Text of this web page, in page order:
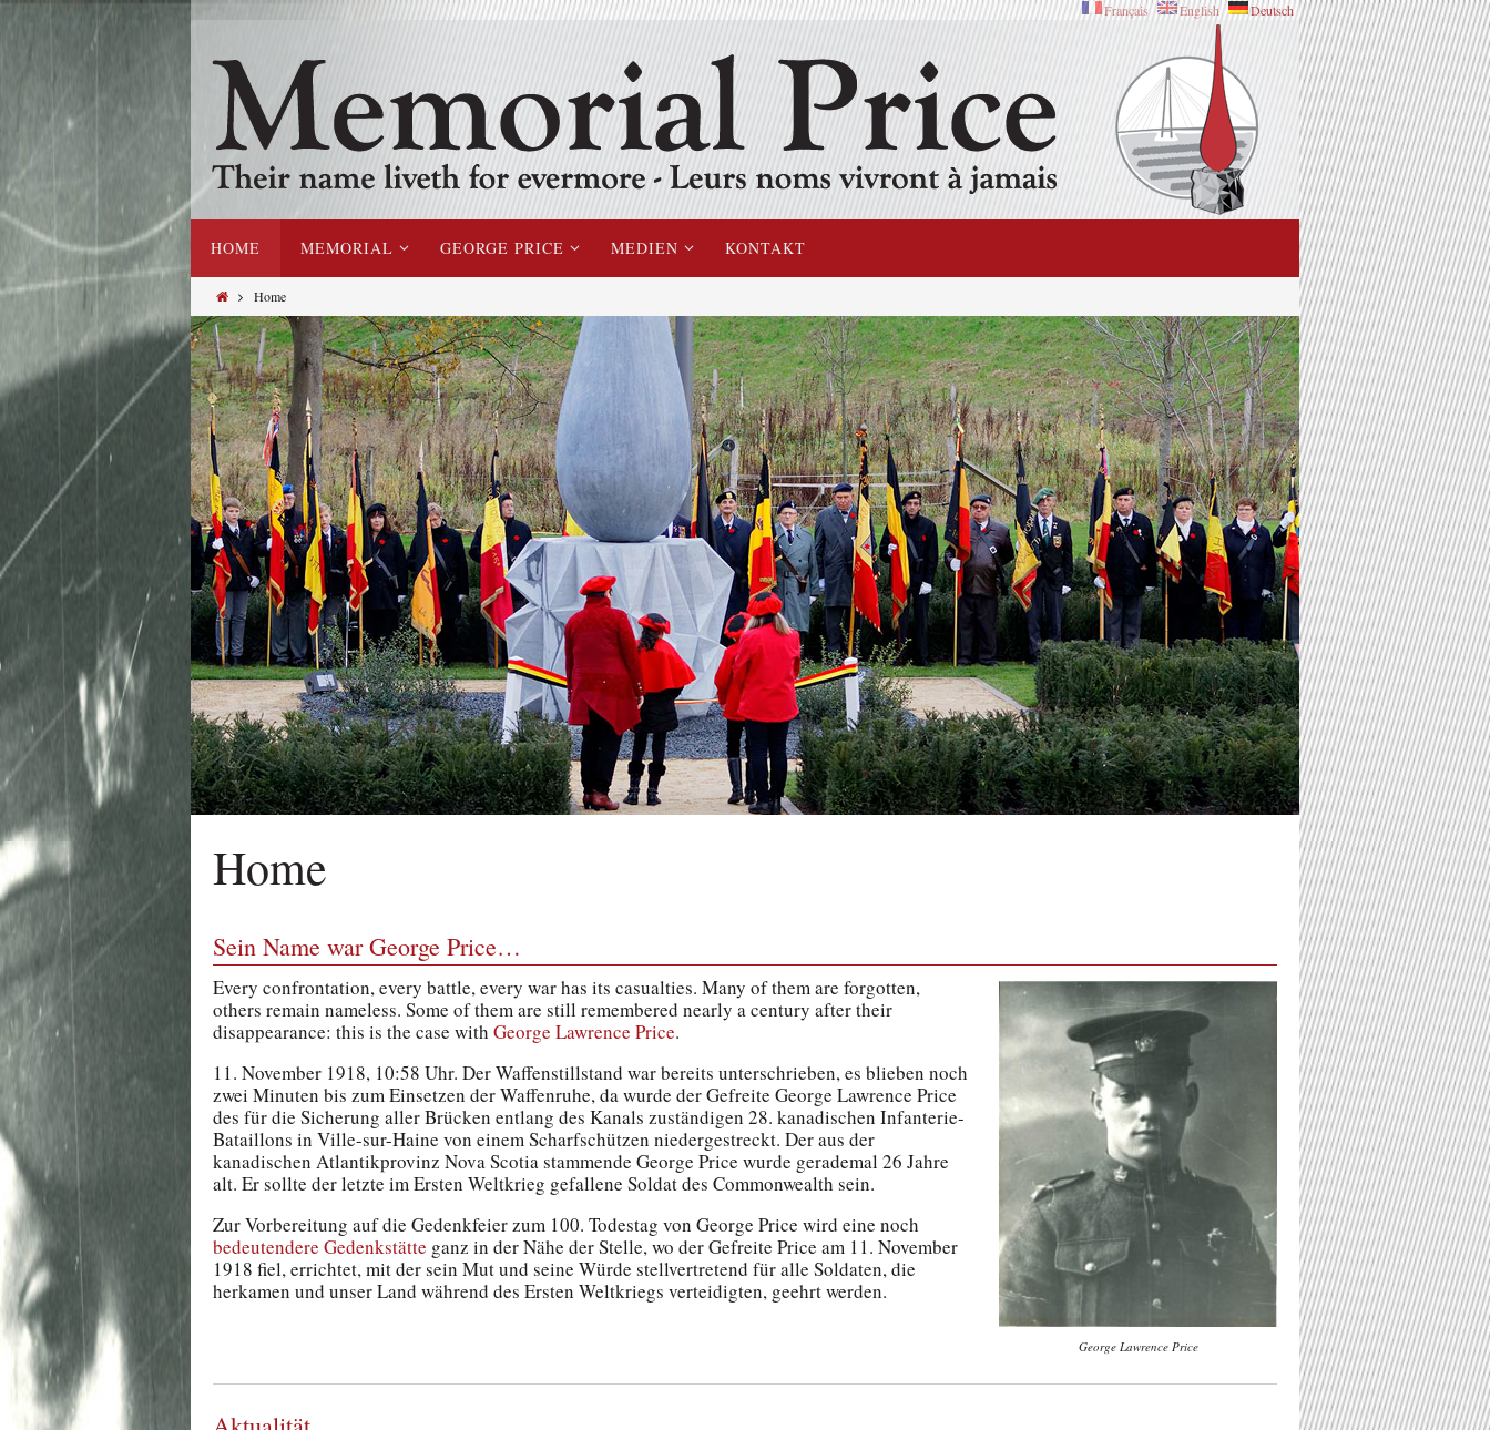
Français English Deutsch
HOME MEMORIAL GEORGE PRICE MEDIEN KONTAKT
Home
Home
Sein Name war George Price…
George Lawrence Price
Every confrontation, every battle, every war has its casualties. Many of them are forgotten,
others remain nameless. Some of them are still remembered nearly a century after their
disappearance: this is the case with George Lawrence Price.
11. November 1918, 10:58 Uhr. Der Waffenstillstand war bereits unterschrieben, es blieben noch
zwei Minuten bis zum Einsetzen der Waffenruhe, da wurde der Gefreite George Lawrence Price
des für die Sicherung aller Brücken entlang des Kanals zuständigen 28. kanadischen Infanterie-
Bataillons in Ville-sur-Haine von einem Scharfschützen niedergestreckt. Der aus der
kanadischen Atlantikprovinz Nova Scotia stammende George Price wurde gerademal 26 Jahre
alt. Er sollte der letzte im Ersten Weltkrieg gefallene Soldat des Commonwealth sein.
Zur Vorbereitung auf die Gedenkfeier zum 100. Todestag von George Price wird eine noch
bedeutendere Gedenkstätte ganz in der Nähe der Stelle, wo der Gefreite Price am 11. November
1918 fiel, errichtet, mit der sein Mut und seine Würde stellvertretend für alle Soldaten, die
herkamen und unser Land während des Ersten Weltkriegs verteidigten, geehrt werden.